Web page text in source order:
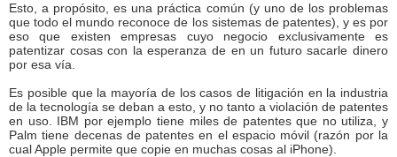
Esto, a propósito, es una práctica común (y uno de los problemas
que todo el mundo reconoce de los sistemas de patentes), y es por
eso que existen empresas cuyo negocio exclusivamente es
patentizar cosas con la esperanza de en un futuro sacarle dinero
por esa vía.
Es posible que la mayoría de los casos de litigación en la industria
de la tecnología se deban a esto, y no tanto a violación de patentes
en uso. IBM por ejemplo tiene miles de patentes que no utiliza, y
Palm tiene decenas de patentes en el espacio móvil (razón por la
cual Apple permite que copie en muchas cosas al iPhone).